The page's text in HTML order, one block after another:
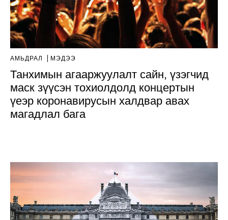
АМЬДРАЛ МЭДЭЭ
Танхимын агааржуулалт сайн, үзэгчид
маск зүүсэн тохиолдолд концертын
үеэр коронавирусын халдвар авах
магадлал бага